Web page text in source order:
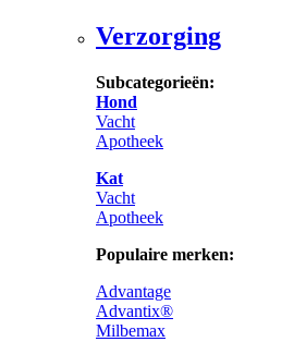
Verzorging
Subcategorieën:
Hond
Vacht
Apotheek
Kat
Vacht
Apotheek
Populaire merken:
Advantage
Advantix®
Milbemax